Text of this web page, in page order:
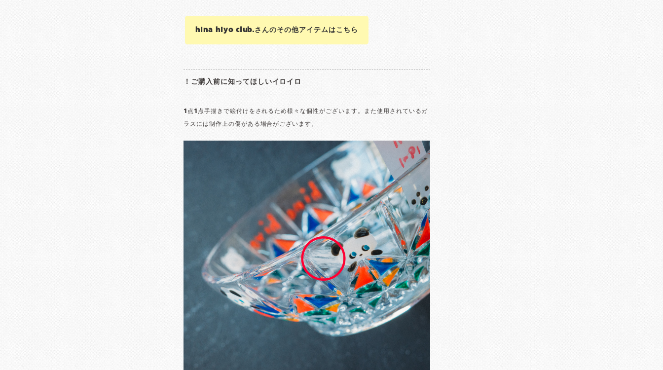
hina hiyo club.さんのその他アイテムはこちら
！ご購入前に知ってほしいイロイロ
1点1点手描きで絵付けをされるため様々な個性がございます。また使用されているガ
ラスには制作上の傷がある場合がございます。